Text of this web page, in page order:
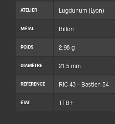
ATELIER Lugdunum (Lyon)
MÉTAL Billon
POIDS 2.98 g
DIAMÈTRE 21.5 mm
RÉFÉRENCE RIC 43 – Bastien 54
ÉTAT TTB+